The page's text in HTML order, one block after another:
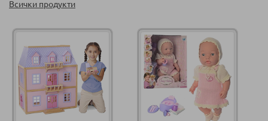
Всички продукти